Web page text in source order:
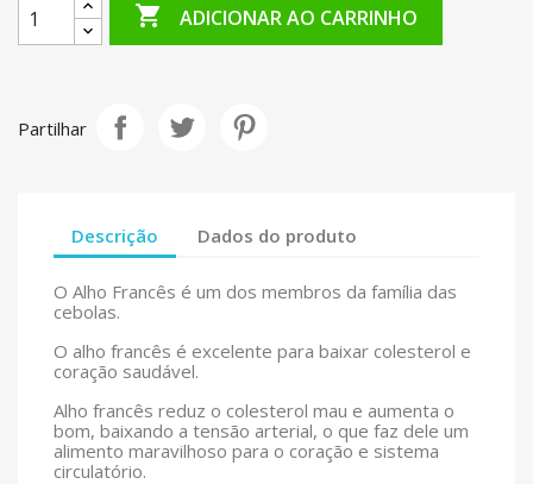
 ADICIONAR AO CARRINHO
Partilhar
Descrição Dados do produto
O Alho Francês é um dos membros da família das
cebolas.
O alho francês é excelente para baixar colesterol e
coração saudável.
Alho francês reduz o colesterol mau e aumenta o
bom, baixando a tensão arterial, o que faz dele um
alimento maravilhoso para o coração e sistema
circulatório.